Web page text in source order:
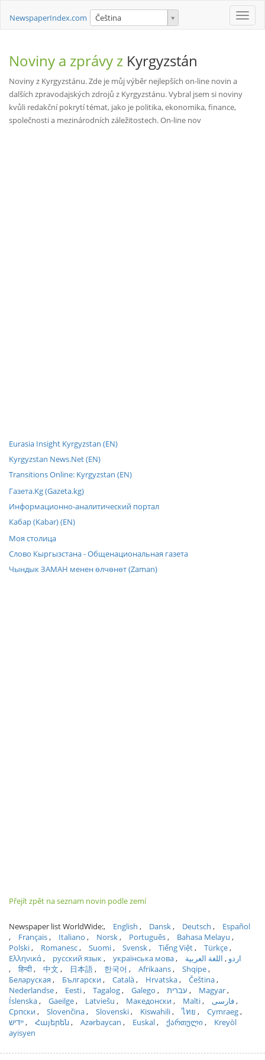
Toggle
NewspaperIndex.com Čeština
Noviny a zprávy z Kyrgyzstán
Noviny z Kyrgyzstánu. Zde je můj výběr nejlepších on-line novin a
dalších zpravodajských zdrojů z Kyrgyzstánu. Vybral jsem si noviny
kvůli redakční pokrytí témat, jako je politika, ekonomika, finance,
společnosti a mezinárodních záležitostech. On-line nov
Eurasia Insight Kyrgyzstan (EN)
Kyrgyzstan News.Net (EN)
Transitions Online: Kyrgyzstan (EN)
Газета.Kg (Gazeta.kg)
Информационно-аналитический портал
Кабар (Kabar) (EN)
Моя столица
Слово Кыргызстана - Общенациональная газета
Чындык ЗАМАН менен өлчөнөт (Zaman)
Přejít zpět na seznam novin podle zemí
Newspaper list WorldWide: English Dansk Deutsch
Español
Français
Italiano Norsk Português
Bahasa Melayu
Polski
Romanesc Suomi Svensk Tiếng Việt
Türkçe
Ελληνικά
русский язык українська мова اردو
اللغة العربية
हिन्दी
中文 日本語 한국어 Afrikaans
Shqipe
Беларуская
Български Català Hrvatska
Čeština
Nederlandse
Eesti Tagalog Galego עברית
Magyar
Íslenska
Gaeilge Latviešu Македонски Malti
فارسی
Српски
Slovenčina Slovenski Kiswahili ไทย
Cymraeg
ייִדיש
Հայերեն Azərbaycan Euskal ქართული
Kreyòl
ayisyen